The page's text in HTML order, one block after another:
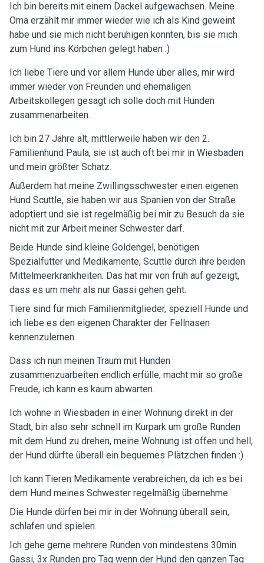
Ich bin bereits mit einem Dackel aufgewachsen. Meine
Oma erzählt mir immer wieder wie ich als Kind geweint
habe und sie mich nicht beruhigen konnten, bis sie mich
zum Hund ins Körbchen gelegt haben :)
Ich liebe Tiere und vor allem Hunde über alles, mir wird
immer wieder von Freunden und ehemaligen
Arbeitskollegen gesagt ich solle doch mit Hunden
zusammenarbeiten.
Ich bin 27 Jahre alt, mittlerweile haben wir den 2.
Familienhund Paula, sie ist auch oft bei mir in Wiesbaden
und mein größter Schatz.
Außerdem hat meine Zwillingsschwester einen eigenen
Hund Scuttle, sie haben wir aus Spanien von der Straße
adoptiert und sie ist regelmäßig bei mir zu Besuch da sie
nicht mit zur Arbeit meiner Schwester darf.
Beide Hunde sind kleine Goldengel, benötigen
Spezialfutter und Medikamente, Scuttle durch ihre beiden
Mittelmeerkrankheiten. Das hat mir von früh auf gezeigt,
dass es um mehr als nur Gassi gehen geht.
Tiere sind für mich Familienmitglieder, speziell Hunde und
ich liebe es den eigenen Charakter der Fellnasen
kennenzulernen.
Dass ich nun meinen Traum mit Hunden
zusammenzuarbeiten endlich erfülle, macht mir so große
Freude, ich kann es kaum abwarten.
Ich wohne in Wiesbaden in einer Wohnung direkt in der
Stadt, bin also sehr schnell im Kurpark um große Runden
mit dem Hund zu drehen, meine Wohnung ist offen und hell,
der Hund dürfte überall ein bequemes Plätzchen finden :)
Ich kann Tieren Medikamente verabreichen, da ich es bei
dem Hund meines Schwester regelmäßig übernehme.
Die Hunde dürfen bei mir in der Wohnung überall sein,
schlafen und spielen.
Ich gehe gerne mehrere Runden von mindestens 30min
Gassi, 3x Runden pro Tag wenn der Hund den ganzen Tag